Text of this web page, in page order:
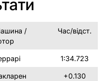
/
Час/відст.
1:34.723
+0.130